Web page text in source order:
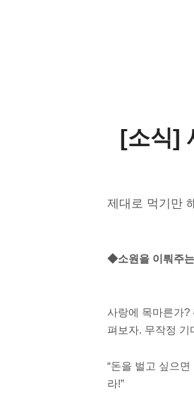
[소식]
제대로 먹기만
◆소원을 이뤄주
사랑에 목마른가?
펴보자. 무작정
“돈을 벌고 싶으
라!”